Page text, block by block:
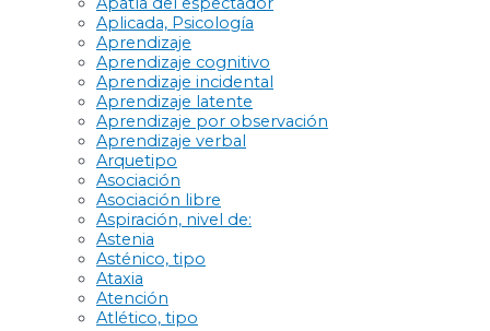
Aplicada, Psicología
Aprendizaje
Aprendizaje cognitivo
Aprendizaje incidental
Aprendizaje latente
Aprendizaje por observación
Aprendizaje verbal
Arquetipo
Asociación
Asociación libre
Aspiración, nivel de:
Astenia
Asténico, tipo
Ataxia
Atención
Atlético, tipo